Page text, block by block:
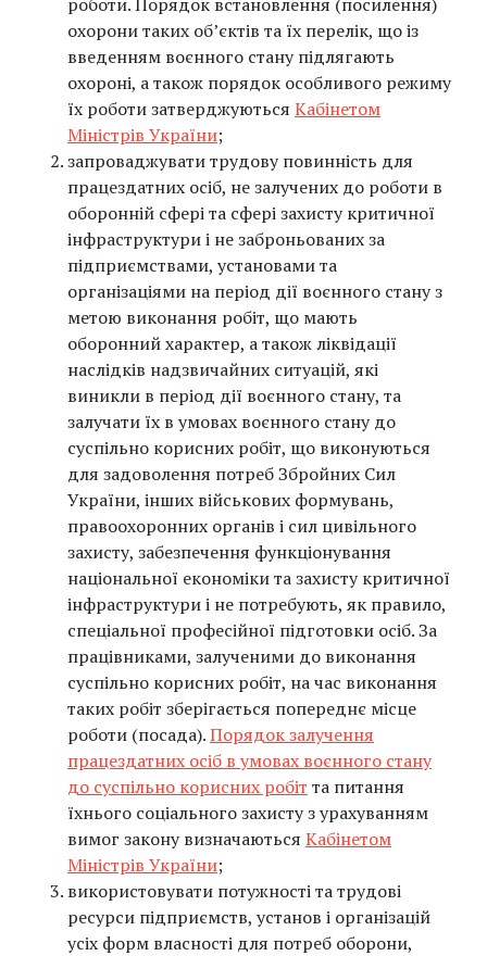
охорони таких об’єктів та їх перелік, що із
введенням воєнного стану підлягають
охороні, а також порядок особливого режиму
їх роботи затверджуються Кабінетом
Міністрів України;
запроваджувати трудову повинність для
працездатних осіб, не залучених до роботи в
оборонній сфері та сфері захисту критичної
інфраструктури і не заброньованих за
підприємствами, установами та
організаціями на період дії воєнного стану з
метою виконання робіт, що мають
оборонний характер, а також ліквідації
наслідків надзвичайних ситуацій, які
виникли в період дії воєнного стану, та
залучати їх в умовах воєнного стану до
суспільно корисних робіт, що виконуються
для задоволення потреб Збройних Сил
України, інших військових формувань,
правоохоронних органів і сил цивільного
захисту, забезпечення функціонування
національної економіки та захисту критичної
інфраструктури і не потребують, як правило,
спеціальної професійної підготовки осіб. За
працівниками, залученими до виконання
суспільно корисних робіт, на час виконання
таких робіт зберігається попереднє місце
роботи (посада).Порядок залучення
працездатних осіб в умовах воєнного стану
до суспільно корисних робіт та питання
їхнього соціального захисту з урахуванням
вимог закону визначаються Кабінетом
Міністрів України;
використовувати потужності та трудові
ресурси підприємств, установ і організацій
усіх форм власності для потреб оборони,